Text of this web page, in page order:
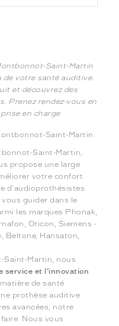
Saint-Martin
votre santé auditive.
et découvrez des
Prenez rendez-vous en
en charge
Saint-Martin :
Saint-Martin,
propose une large
votre confort
d'audioprothésistes
guider dans le
les marques Phonak,
Oticon, Siemens -
Beltone, Hansaton,
Saint-Martin, nous
service et l'innovation
de santé
prothèse auditive
avancées, notre
Nous vous